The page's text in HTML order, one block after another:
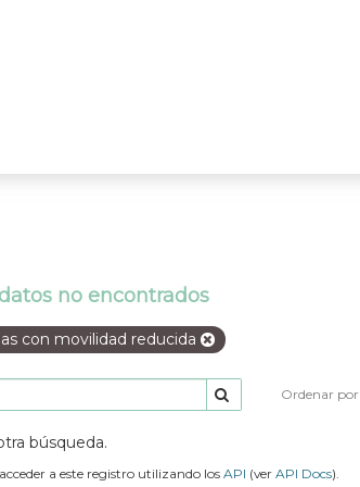
no encontrados
con movilidad reducida
Ordenar por
búsqueda.
a este registro utilizando losAPI (ver API Docs).